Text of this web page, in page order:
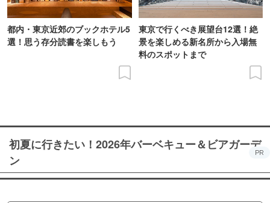
都内・東京近郊のブックホテル5
選！思う存分読書を楽しもう
東京で行くべき展望台12選！絶
景を楽しめる新名所から入場無
料のスポットまで
初夏に行きたい！2026年バーベキュー＆ビアガーデ
ン
PR